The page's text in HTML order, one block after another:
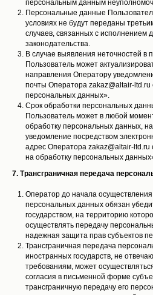
персональным данным
Персональные данные
условиях не будут переданы
случаев, связанных с исполнением
законодательства.
В случае выявления неточностей в
Пользователь может
направления Оператору
почты Оператора zakaz@altair-ltd.ru
персональных данных».
Срок обработки персональных
Пользователь может в любой
обработку персональных данных,
уведомление посредством
адрес Оператора zakaz@altair-ltd.ru
на обработку персональных
7. Трансграничная передача
Оператор до начала
персональных данных обязан
государством, на территорию
осуществлять передачу
надежная защита прав субъектов
Трансграничная передача
иностранных государств, не
требованиям, может
согласия в письменной форме
трансграничную передачу его